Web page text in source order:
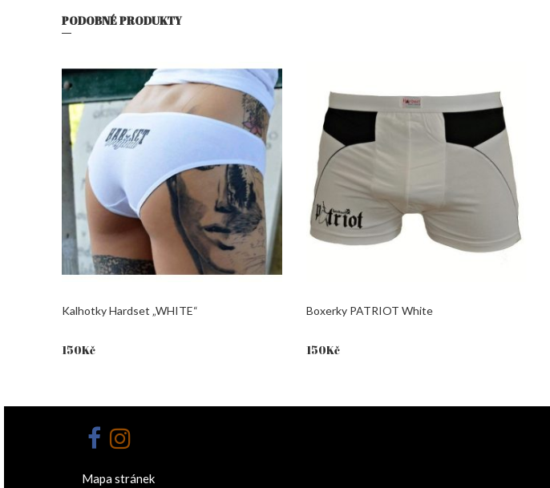
PODOBNÉ PRODUKTY
Kalhotky Hardset „WHITE“
150Kč
Boxerky PATRIOT White
150Kč
Mapa stránek